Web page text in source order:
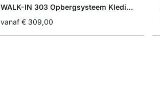
WALK-IN 303 Opbergsysteem Kledingkast
vanaf € 309,00